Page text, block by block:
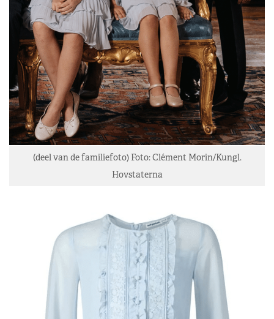
(deel van de familiefoto) Foto: Clément Morin/Kungl.
Hovstaterna